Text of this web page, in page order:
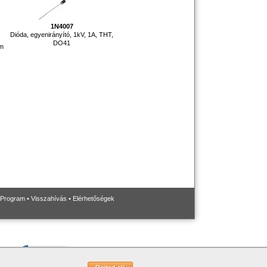
1N4007
Dióda, egyenirányító, 1kV, 1A, THT,
DO41
• Visszahívás • Elérhetőségek